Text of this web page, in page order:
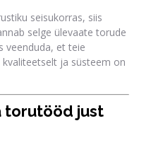
seisukorras, siis
selge ülevaate torude
veenduda, et teie
ja süsteem on
torutööd just